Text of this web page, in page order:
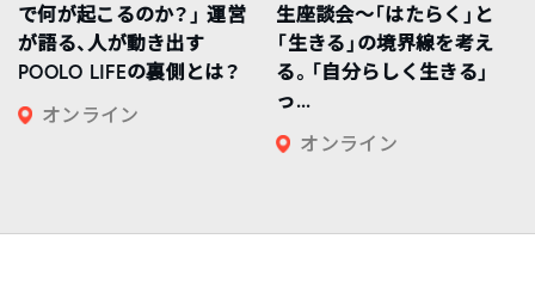
で何が起こるのか？」 運営
が語る、人が動き出す
POOLO LIFEの裏側とは？
オンライン
生座談会〜「はたらく」と
「生きる」の境界線を考え
る。「自分らしく生きる」
っ...
オンライン